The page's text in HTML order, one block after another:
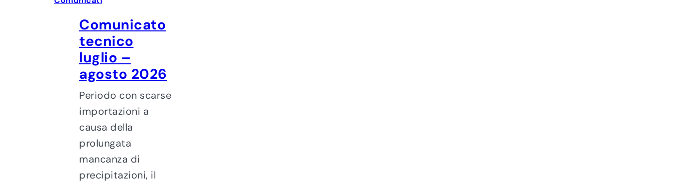
Comunicato
tecnico
luglio –
agosto 2026
Periodo con scarse
importazioni a
causa della
prolungata
mancanza di
precipitazioni, il